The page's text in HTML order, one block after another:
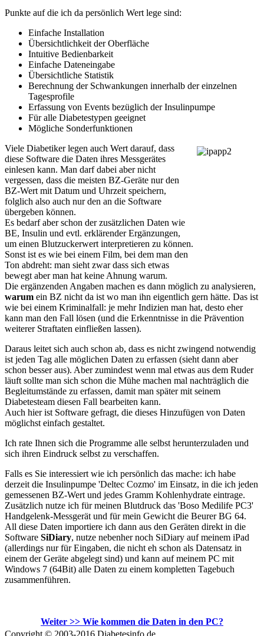
Punkte auf die ich da persönlich Wert lege sind:
Einfache Installation
Übersichtlichkeit der Oberfläche
Intuitive Bedienbarkeit
Einfache Dateneingabe
Übersichtliche Statistik
Berechnung der Schwankungen innerhalb der einzelnen
Tagesprofile
Erfassung von Events bezüglich der Insulinpumpe
Für alle Diabetestypen geeignet
Mögliche Sonderfunktionen
Viele Diabetiker legen auch Wert darauf, dass
diese Software die Daten ihres Messgerätes
einlesen kann. Man darf dabei aber nicht
vergessen, dass die meisten BZ-Geräte nur den
BZ-Wert mit Datum und Uhrzeit speichern,
folglich also auch nur den an die Software
übergeben können.
Es bedarf aber schon der zusätzlichen Daten wie
BE, Insulin und evtl. erklärender Ergänzungen,
um einen Blutzuckerwert interpretieren zu können.
Sonst ist es wie bei einem Film, bei dem man den
Ton abdreht: man sieht zwar dass sich etwas
bewegt aber man hat keine Ahnung warum.
Die ergänzenden Angaben machen es dann möglich zu analysieren,
warum ein BZ nicht da ist wo man ihn eigentlich gern hätte. Das ist
wie bei einem Kriminalfall: je mehr Indizien man hat, desto eher
kann man den Fall lösen (und die Erkenntnisse in die Prävention
weiterer Straftaten einfließen lassen).
Daraus leitet sich auch schon ab, dass es nicht zwingend notwendig
ist jeden Tag alle möglichen Daten zu erfassen (sieht dann aber
schon besser aus). Aber zumindest wenn mal etwas aus dem Ruder
läuft sollte man sich schon die Mühe machen mal nachträglich die
Begleitumstände zu erfassen, damit man später mit seinem
Diabetesteam diesen Fall bearbeiten kann.
Auch hier ist Software gefragt, die dieses Hinzufügen von Daten
möglichst einfach gestaltet.
Ich rate Ihnen sich die Programme alle selbst herunterzuladen und
sich ihren Eindruck selbst zu verschaffen.
Falls es Sie interessiert wie ich persönlich das mache: ich habe
derzeit die Insulinpumpe 'Deltec Cozmo' im Einsatz, in die ich jeden
gemessenen BZ-Wert und jedes Gramm Kohlenhydrate eintrage.
Zusätzlich nutze ich für meinen Blutdruck das 'Boso Medilife PC3'
Handgelenk-Messgerät und für mein Gewicht die Beurer BG 64.
All diese Daten importiere ich dann aus den Geräten direkt in die
Software SiDiary, nutze nebenher noch SiDiary auf meinem iPad
(allerdings nur für Eingaben, die nicht eh schon als Datensatz in
einem der Geräte abgelegt sind) und kann auf meinem PC mit
Windows 7 (64Bit) alle Daten zu einem kompletten Tagebuch
zusammenführen.
Weiter >> Wie kommen die Daten in den PC?
Copyright © 2003-2016 Diabetesinfo.de